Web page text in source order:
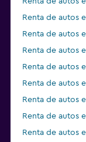
Renta de autos
Renta de autos
Renta de autos
Renta de autos
Renta de autos
Renta de autos
Renta de autos
Renta de autos